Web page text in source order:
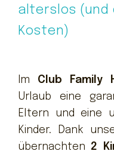
alterslos (und
Kosten)
Im Club Family
Urlaub eine
Eltern und eine
Kinder. Dank
übernachten 2